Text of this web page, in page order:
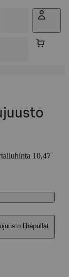
10,47
lihapullat